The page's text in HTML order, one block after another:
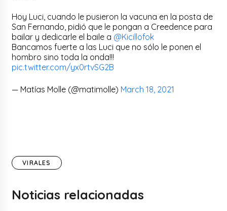
Hoy Luci, cuando le pusieron la vacuna en la posta de
San Fernando, pidió que le pongan a Creedence para
bailar y dedicarle el baile a @Kicillofok
Bancamos fuerte a las Luci que no sólo le ponen el
hombro sino toda la onda!!!
pic.twitter.com/yx0rtvSG2B
— Matías Molle (@matimolle) March 18, 2021
VIRALES
Noticias relacionadas